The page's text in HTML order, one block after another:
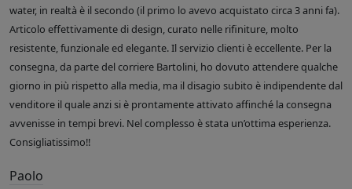
water, in realtà è il secondo (il primo lo avevo acquistato circa 3 anni fa).
Articolo effettivamente di design, curato nelle rifiniture, molto
resistente, funzionale ed elegante. Il servizio clienti è eccellente. Per la
consegna, da parte del corriere Bartolini, ho dovuto attendere qualche
giorno in più rispetto alla media, ma il disagio subito è indipendente dal
venditore il quale anzi si è prontamente attivato affinché la consegna
avvenisse in tempi brevi. Nel complesso è stata un’ottima esperienza.
Consigliatissimo!!
Paolo